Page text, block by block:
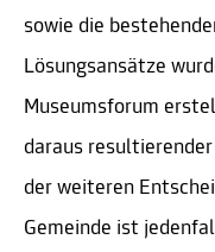
sowie die
Lösungsansätze
Museumsforum
daraus
der weiteren
Gemeinde ist